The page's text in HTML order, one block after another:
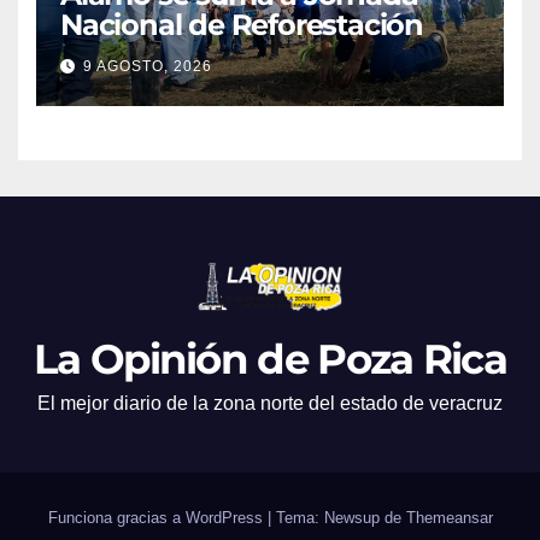
Nacional de Reforestación
9 AGOSTO, 2026
La Opinión de Poza Rica
El mejor diario de la zona norte del estado de veracruz
Funciona gracias a WordPress Tema: Newsup de Themeansar